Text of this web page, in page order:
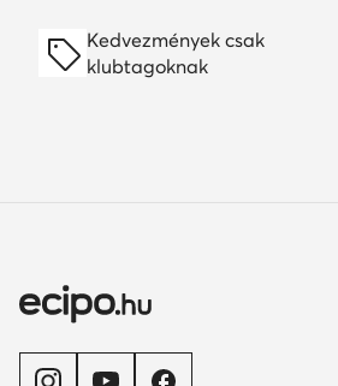
Kedvezmények csak
klubtagoknak